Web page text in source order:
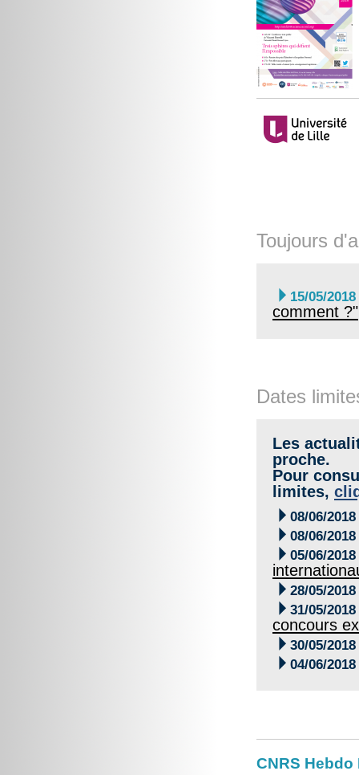
Toujours
 15/05/2018
comment ?"
Dates
Les
proche.
Pour
limites,
 08/06/2018
 08/06/2018
 05/06/2018
 28/05/2018
 31/05/2018
concours
 30/05/2018
 04/06/2018
CNRS